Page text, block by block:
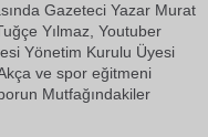
Gazeteci Yazar Murat
Yılmaz, Youtuber
Yönetim Kurulu Üyesi
ve spor eğitmeni
Mutfağındakiler